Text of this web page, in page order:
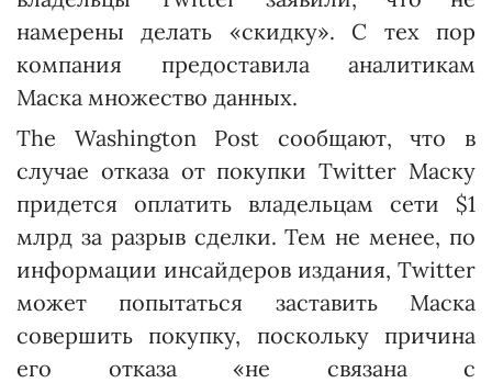
намерены делать «скидку». С тех пор
компания предоставила аналитикам
Маска множество данных.
The Washington Post сообщают, что в
случае отказа от покупки Twitter Маску
придется оплатить владельцам сети $1
млрд за разрыв сделки. Тем не менее, по
информации инсайдеров издания, Twitter
может попытаться заставить Маска
совершить покупку, поскольку причина
его отказа «не связана с